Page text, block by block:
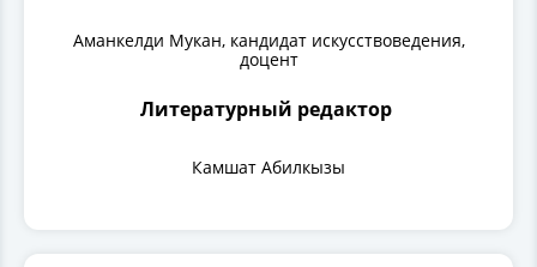
Аманкелди Мукан, кандидат искусствоведения,
доцент
Литературный редактор
Камшат Абилкызы